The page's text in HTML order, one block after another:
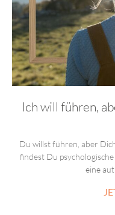
Ich will führen,
Du willst führen, aber
findest Du
eine